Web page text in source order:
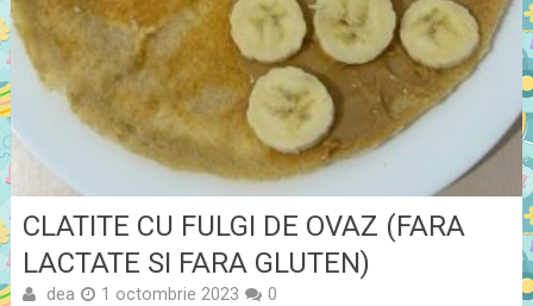
CLATITE CU FULGI DE OVAZ (FARA
LACTATE SI FARA GLUTEN)
dea 1 octombrie 2023 0